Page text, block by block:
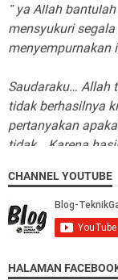
mensyukuri
menyempurnakan
tidak berhasilnya
pertanyakan
tidak… Karena
memberikannya
CHANNEL YOUTUBE
HALAMAN